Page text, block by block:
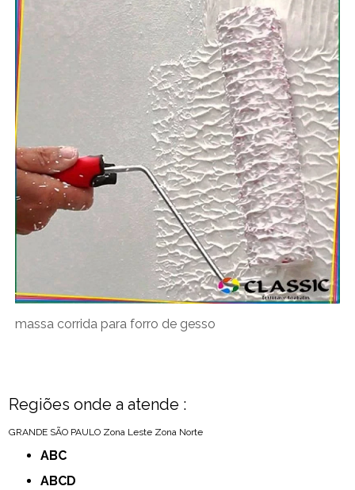
massa corrida para forro de gesso
Regiões onde a atende :
GRANDE SÃO PAULO Zona Leste Zona Norte
ABC
ABCD